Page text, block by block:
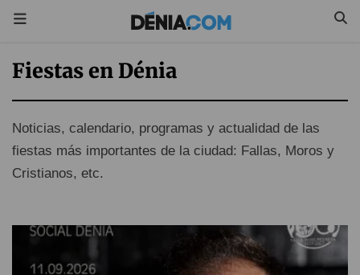
Fiestas en Dénia
Noticias, calendario, programas y actualidad de las
fiestas más importantes de la ciudad: Fallas, Moros y
Cristianos, etc.